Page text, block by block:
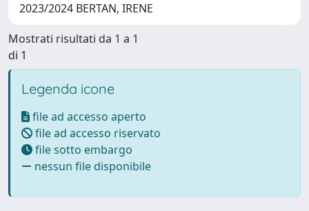
2023/2024 BERTAN, IRENE
Mostrati risultati da 1 a 1
di 1
Legenda icone
file ad accesso aperto
file ad accesso riservato
file sotto embargo
nessun file disponibile